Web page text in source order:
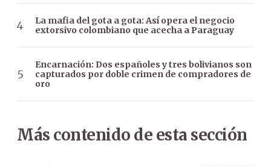
La mafia del gota a gota: Así opera el negocio
extorsivo colombiano que acecha a Paraguay
Encarnación: Dos españoles y tres bolivianos son
capturados por doble crimen de compradores de
oro
Más contenido de esta sección